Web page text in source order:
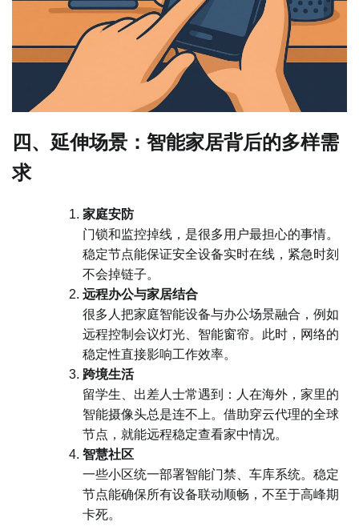
四、延伸场景：智能家居背后的多样需
求
家庭安防
门锁和监控掉线，是很多用户最担心的事情。
稳定节点能保证安全设备实时在线，紧急时刻
不会掉链子。
远程办公与家居结合
很多人把家庭智能设备与办公场景融合，例如
远程控制会议灯光、智能窗帘。此时，网络的
稳定性直接影响工作效率。
跨境生活
留学生、出差人士常遇到：人在海外，家里的
智能摄像头总是连不上。借助穿云代理的全球
节点，就能远程稳定查看家中情况。
智慧社区
一些小区统一部署智能门禁、车库系统。稳定
节点能确保所有设备联动顺畅，不至于高峰期
卡死。